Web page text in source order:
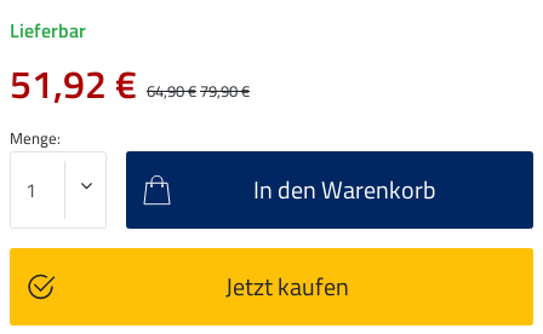
Lieferbar
51,92 € 64,90 €79,90 €
Menge:
In den Warenkorb
Jetzt kaufen